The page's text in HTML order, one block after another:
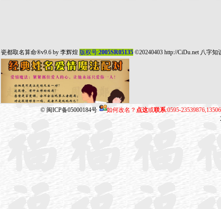
瓷都取名算命®v9.6 by 李辉煌 版权号:2005SR05135 ©20240403 http://CiDu.net 八字知
© 闽ICP备05000184号 如何改名？ 点这或联系:0595-